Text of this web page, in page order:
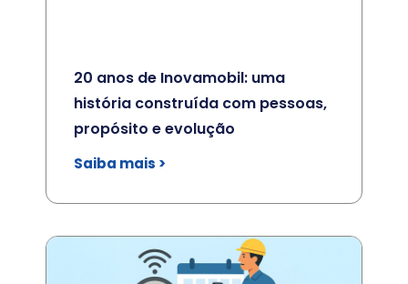
20 anos de Inovamobil: uma
história construída com pessoas,
propósito e evolução
Saiba mais >